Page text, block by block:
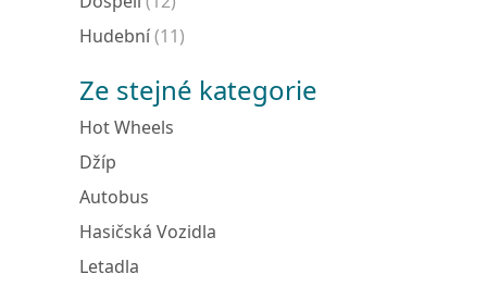
Hudební(11)
Ze stejné kategorie
Hot Wheels
Džíp
Autobus
Hasičská Vozidla
Letadla